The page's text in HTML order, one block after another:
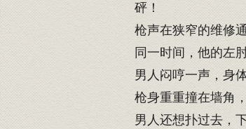
砰！
枪声在狭窄的维修
同一时间，他的左
男人闷哼一声，身体
枪身重重撞在墙角
男人还想扑过去，